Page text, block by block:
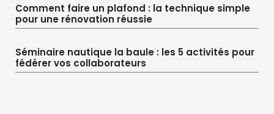
Comment faire un plafond : la technique simple
pour une rénovation réussie
Séminaire nautique la baule : les 5 activités pour
fédérer vos collaborateurs